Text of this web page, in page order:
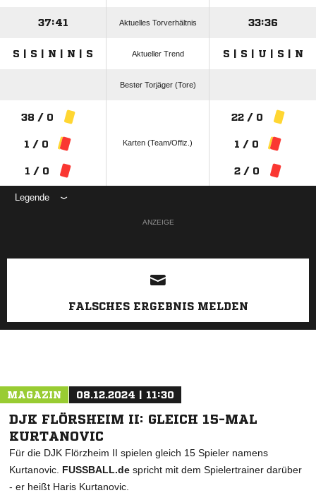
37:41 Aktuelles Torverhältnis 33:36
S | S | N | N | S Aktueller Trend S | S | U | S | N
Bester Torjäger (Tore)
38 / 0
1 / 0
1 / 0
Karten (Team/Offiz.)
22 / 0
1 / 0
2 / 0
Legende
ANZEIGE
FALSCHES ERGEBNIS MELDEN
MAGAZIN 08.12.2024 | 11:30
DJK FLÖRSHEIM II: GLEICH 15-MAL
KURTANOVIC
Für die DJK Flörzheim II spielen gleich 15 Spieler namens
Kurtanovic. FUSSBALL.de spricht mit dem Spielertrainer darüber
- er heißt Haris Kurtanovic.